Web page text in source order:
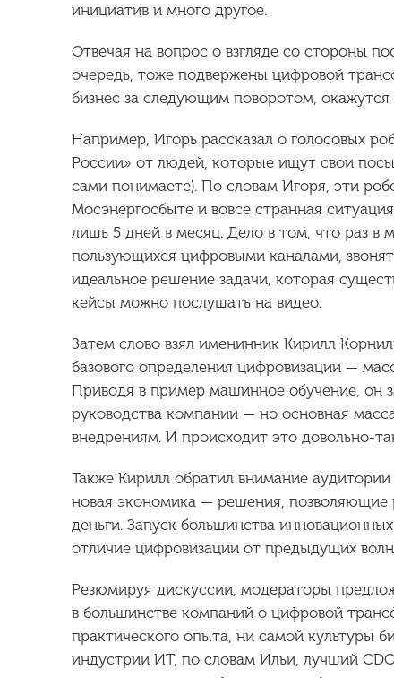
инициатив и много другое.
Отвечая на вопрос о взгляде со стороны
очередь, тоже подвержены цифровой
бизнес за следующим поворотом,
Например, Игорь рассказал о голосовых
России» от людей, которые ищут свои
сами понимаете). По словам Игоря, эти
Мосэнергосбыте и вовсе странная
лишь 5 дней в месяц. Дело в том, что раз
пользующихся цифровыми каналами,
идеальное решение задачи, которая
кейсы можно послушать на видео.
Затем слово взял именинник Кирилл
базового определения цифровизации —
Приводя в пример машинное обучение, он
руководства компании — но основная
внедрениям. И происходит это довольно-
Также Кирилл обратил внимание
новая экономика — решения, позволяющие
деньги. Запуск большинства
отличие цифровизации от предыдущих
Резюмируя дискуссии, модераторы
в большинстве компаний о цифровой
практического опыта, ни самой культуры
индустрии ИТ, по словам Ильи, лучший